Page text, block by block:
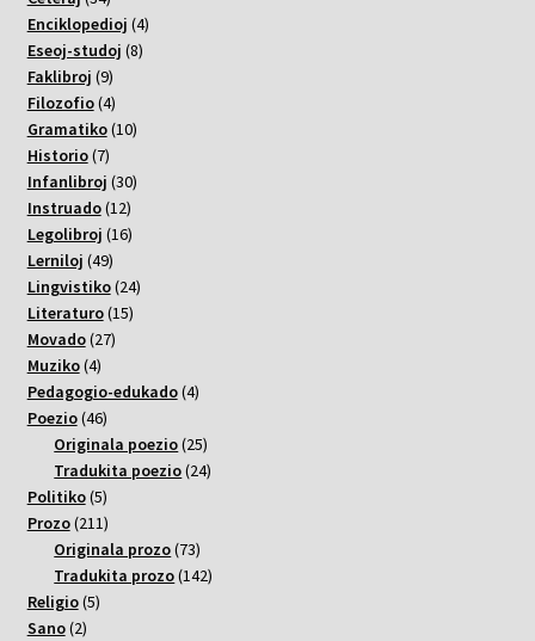
varoj
Enciklopedioj 44
Eseoj-studoj 88
Faklibroj 99
varoj
Filozofio 44
varoj
Gramatiko 1010
Historio 77
varoj
Infanlibroj 3030
Instruado 1212
varoj
Legolibroj 1616
Lerniloj 4949
varoj
Lingvistiko 2424
Literaturo 1515
Movado 2727
Muziko 44
varoj
Pedagogio-edukado 44
Poezio 4646
varoj
Originala poezio 2525
varoj
Tradukita poezio 2424
Politiko 55
varoj
Prozo 211211
varoj
Originala prozo 7373
varoj
Tradukita prozo 142142
Religio 55
Sano 22